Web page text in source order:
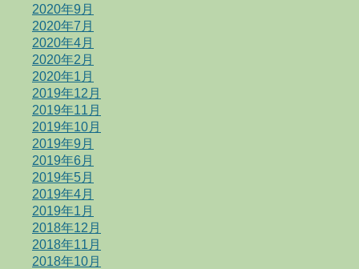
2020年9月
2020年7月
2020年4月
2020年2月
2020年1月
2019年12月
2019年11月
2019年10月
2019年9月
2019年6月
2019年5月
2019年4月
2019年1月
2018年12月
2018年11月
2018年10月